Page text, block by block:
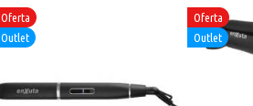
Oferta
Outlet
Oferta
Outlet